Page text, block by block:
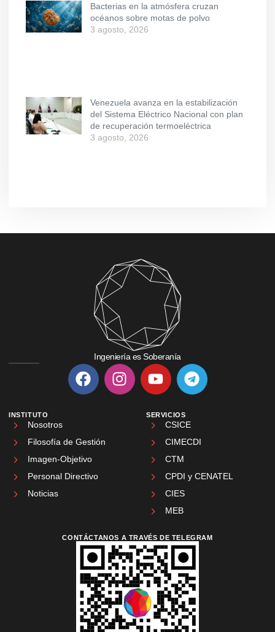
Bacterias en la atmósfera cruzan
océanos sobre motas de polvo
3 agosto, 2026
Venezuela avanza en la estabilización
del Sistema Eléctrico Nacional con plan
de recuperación termoeléctrica
3 agosto, 2026
Ingeniería es Soberanía
INSTITUTO
Nosotros
Filosofía de Gestión
Imagen-Objetivo
Personal Directivo
Noticias
SERVICIOS
CSICE
CIMECDI
CTM
CPDI y CENATEL
CIES
MEB
CONTÁCTANOS A TRAVÉS DE TELEGRAM